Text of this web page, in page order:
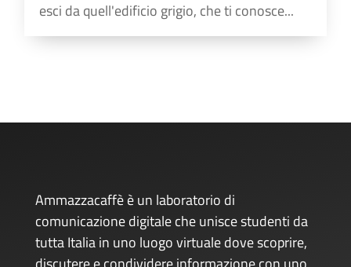
esci da quell'edificio grigio, che ti conosce...
Ammazzacaffè è un laboratorio di
comunicazione digitale che unisce studenti da
tutta Italia in uno luogo virtuale dove scoprire,